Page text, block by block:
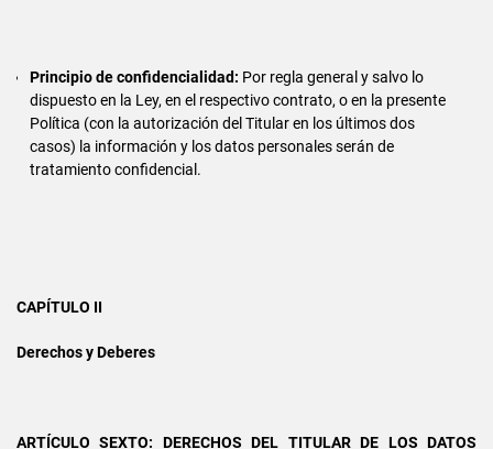
Principio de confidencialidad: Por regla general y salvo lo
dispuesto en la Ley, en el respectivo contrato, o en la presente
Política (con la autorización del Titular en los últimos dos
casos) la información y los datos personales serán de
tratamiento confidencial.
CAPÍTULO II
Derechos y Deberes
ARTÍCULO SEXTO: DERECHOS DEL TITULAR DE LOS DATOS